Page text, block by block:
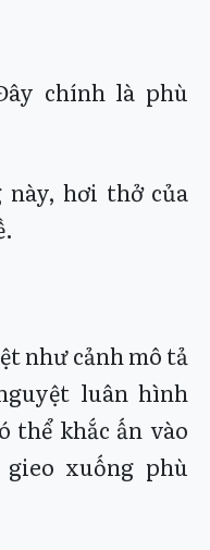
chính là phù
này, hơi thở của
như cảnh mô tả
luân hình
thể khắc ấn vào
xuống phù